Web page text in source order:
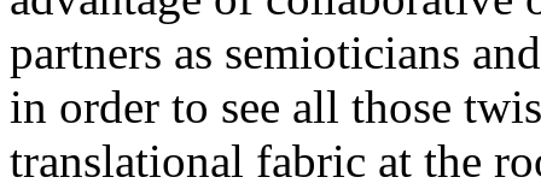
partners as semioticians
in order to see all those
translational fabric at the